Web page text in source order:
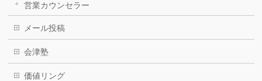
営業カウンセラー
メール投稿
会津塾
価値リング